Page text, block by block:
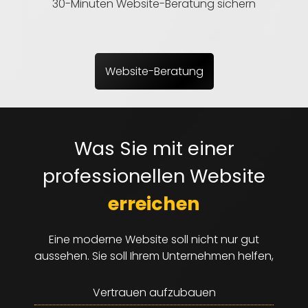
30-Minuten Website-Beratung sichern
Website-Beratung
Was Sie mit einer
professionellen Website
erreichen
Eine moderne Website soll nicht nur gut
aussehen. Sie soll Ihrem Unternehmen helfen,
Vertrauen aufzubauen